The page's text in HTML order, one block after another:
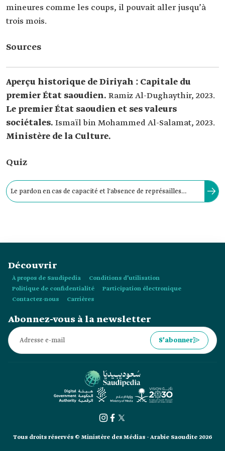
mineures comme les coups, il pouvait aller jusqu’à
trois mois.
Sources
Aperçu historique de Diriyah : Capitale du
premier État saoudien. Ramiz Al-Dughaythir, 2023.
Le premier État saoudien et ses valeurs
sociétales. Ismaïl bin Mohammed Al-Salamat, 2023.
Ministère de la Culture.
Quiz
Le pardon en cas de capacité et l'absence de représailles
unité.
Découvrir
À propos de Saudipedia
Conditions d’utilisation
Politique de confidentialité
Participation électronique
Contactez-nous
Carrières
Abonnez-vous à la newsletter
S’abonner
Tous droits réservés © Ministère des Médias - Arabie Saoudite 2026